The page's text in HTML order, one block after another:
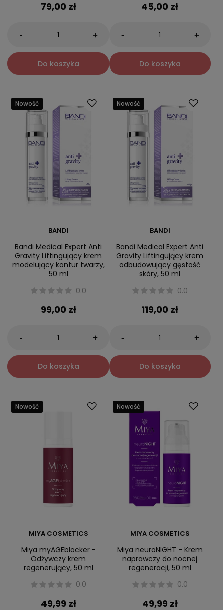
79,00 zł
- +
Do koszyka
45,00 zł
- +
Do koszyka
Nowość
BANDI
Bandi Medical Expert Anti
Gravity Liftingujący krem
modelujący kontur twarzy,
50 ml
0.0
99,00 zł
- +
Do koszyka
Nowość
BANDI
Bandi Medical Expert Anti
Gravity Liftingujący krem
odbudowujący gęstość
skóry, 50 ml
0.0
119,00 zł
- +
Do koszyka
Nowość
MIYA COSMETICS
Miya myAGEblocker -
Odżywczy krem
regenerujący, 50 ml
0.0
49,99 zł
Nowość
MIYA COSMETICS
Miya neuroNIGHT - Krem
naprawczy do nocnej
regeneracji, 50 ml
0.0
49,99 zł